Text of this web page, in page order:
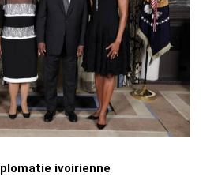
ivoirienne